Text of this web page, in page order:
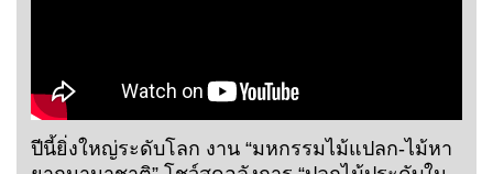
ปีนี้ยิ่งใหญ่ระดับโลก งาน “มหกรรมไม้แปลก-ไม้หา